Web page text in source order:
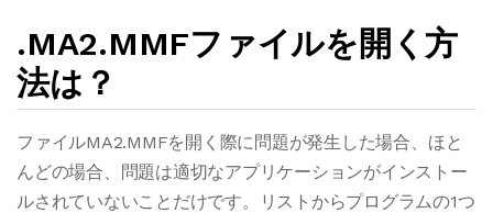
.MA2.MMFファイルを開く方
法は？
ファイルMA2.MMFを開く際に問題が発生した場合、ほと
んどの場合、問題は適切なアプリケーションがインストー
ルされていないことだけです。リストからプログラムの1つ